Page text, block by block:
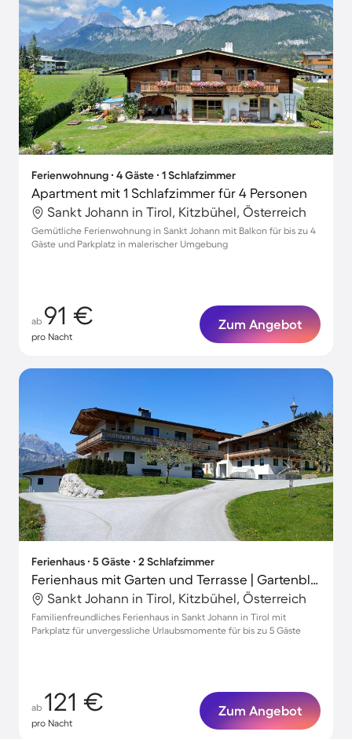
Ferienwohnung ∙ 4 Gäste ∙ 1 Schlafzimmer
Apartment mit 1 Schlafzimmer für 4 Personen
Sankt Johann in Tirol, Kitzbühel, Österreich
Gemütliche Ferienwohnung in Sankt Johann mit Balkon für bis zu 4
Gäste und Parkplatz in malerischer Umgebung
ab 91 €
pro Nacht
Zum Angebot
Ferienhaus ∙ 5 Gäste ∙ 2 Schlafzimmer
Ferienhaus mit Garten und Terrasse | Gartenblick
Sankt Johann in Tirol, Kitzbühel, Österreich
Familienfreundliches Ferienhaus in Sankt Johann in Tirol mit
Parkplatz für unvergessliche Urlaubsmomente für bis zu 5 Gäste
ab 121 €
pro Nacht
Zum Angebot